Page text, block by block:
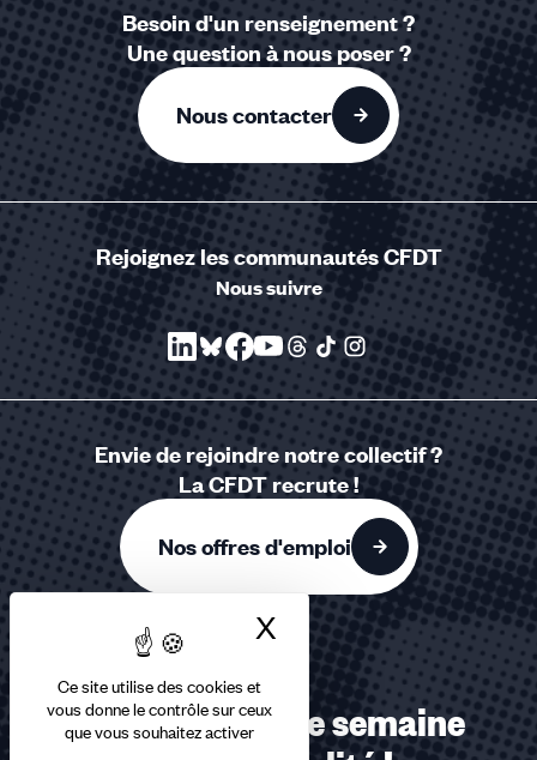
Ce site utilise des cookies et
vous donne le contrôle sur ceux
que vous souhaitez activer
X Masquer le
Besoin d'un renseignement ?
Une question à nous poser ?
Nous contacter
Rejoignez les communautés CFDT
Nous suivre
Envie de rejoindre notre collectif ?
La CFDT recrute !
Nos offres d'emploi
Recevez chaque semaine